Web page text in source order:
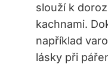
slouží k
kachnami.
například
lásky při